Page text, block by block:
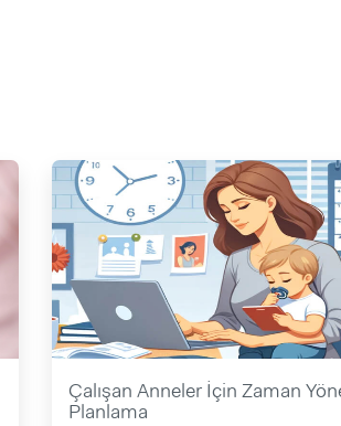
Çalışan Anneler İçin Zaman
Planlama